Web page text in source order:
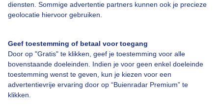
diensten. Sommige advertentie partners kunnen ook je precieze
geolocatie hiervoor gebruiken.
Geef toestemming of betaal voor toegang
Door op "Gratis" te klikken, geef je toestemming voor alle
bovenstaande doeleinden. Indien je voor geen enkel doeleinde
toestemming wenst te geven, kun je kiezen voor een
advertentievrije ervaring door op “Buienradar Premium” te
klikken.
Buienradar Team
Cookie beleid
Privacy instellingen
Gratis weerdata
@BuienradarNL